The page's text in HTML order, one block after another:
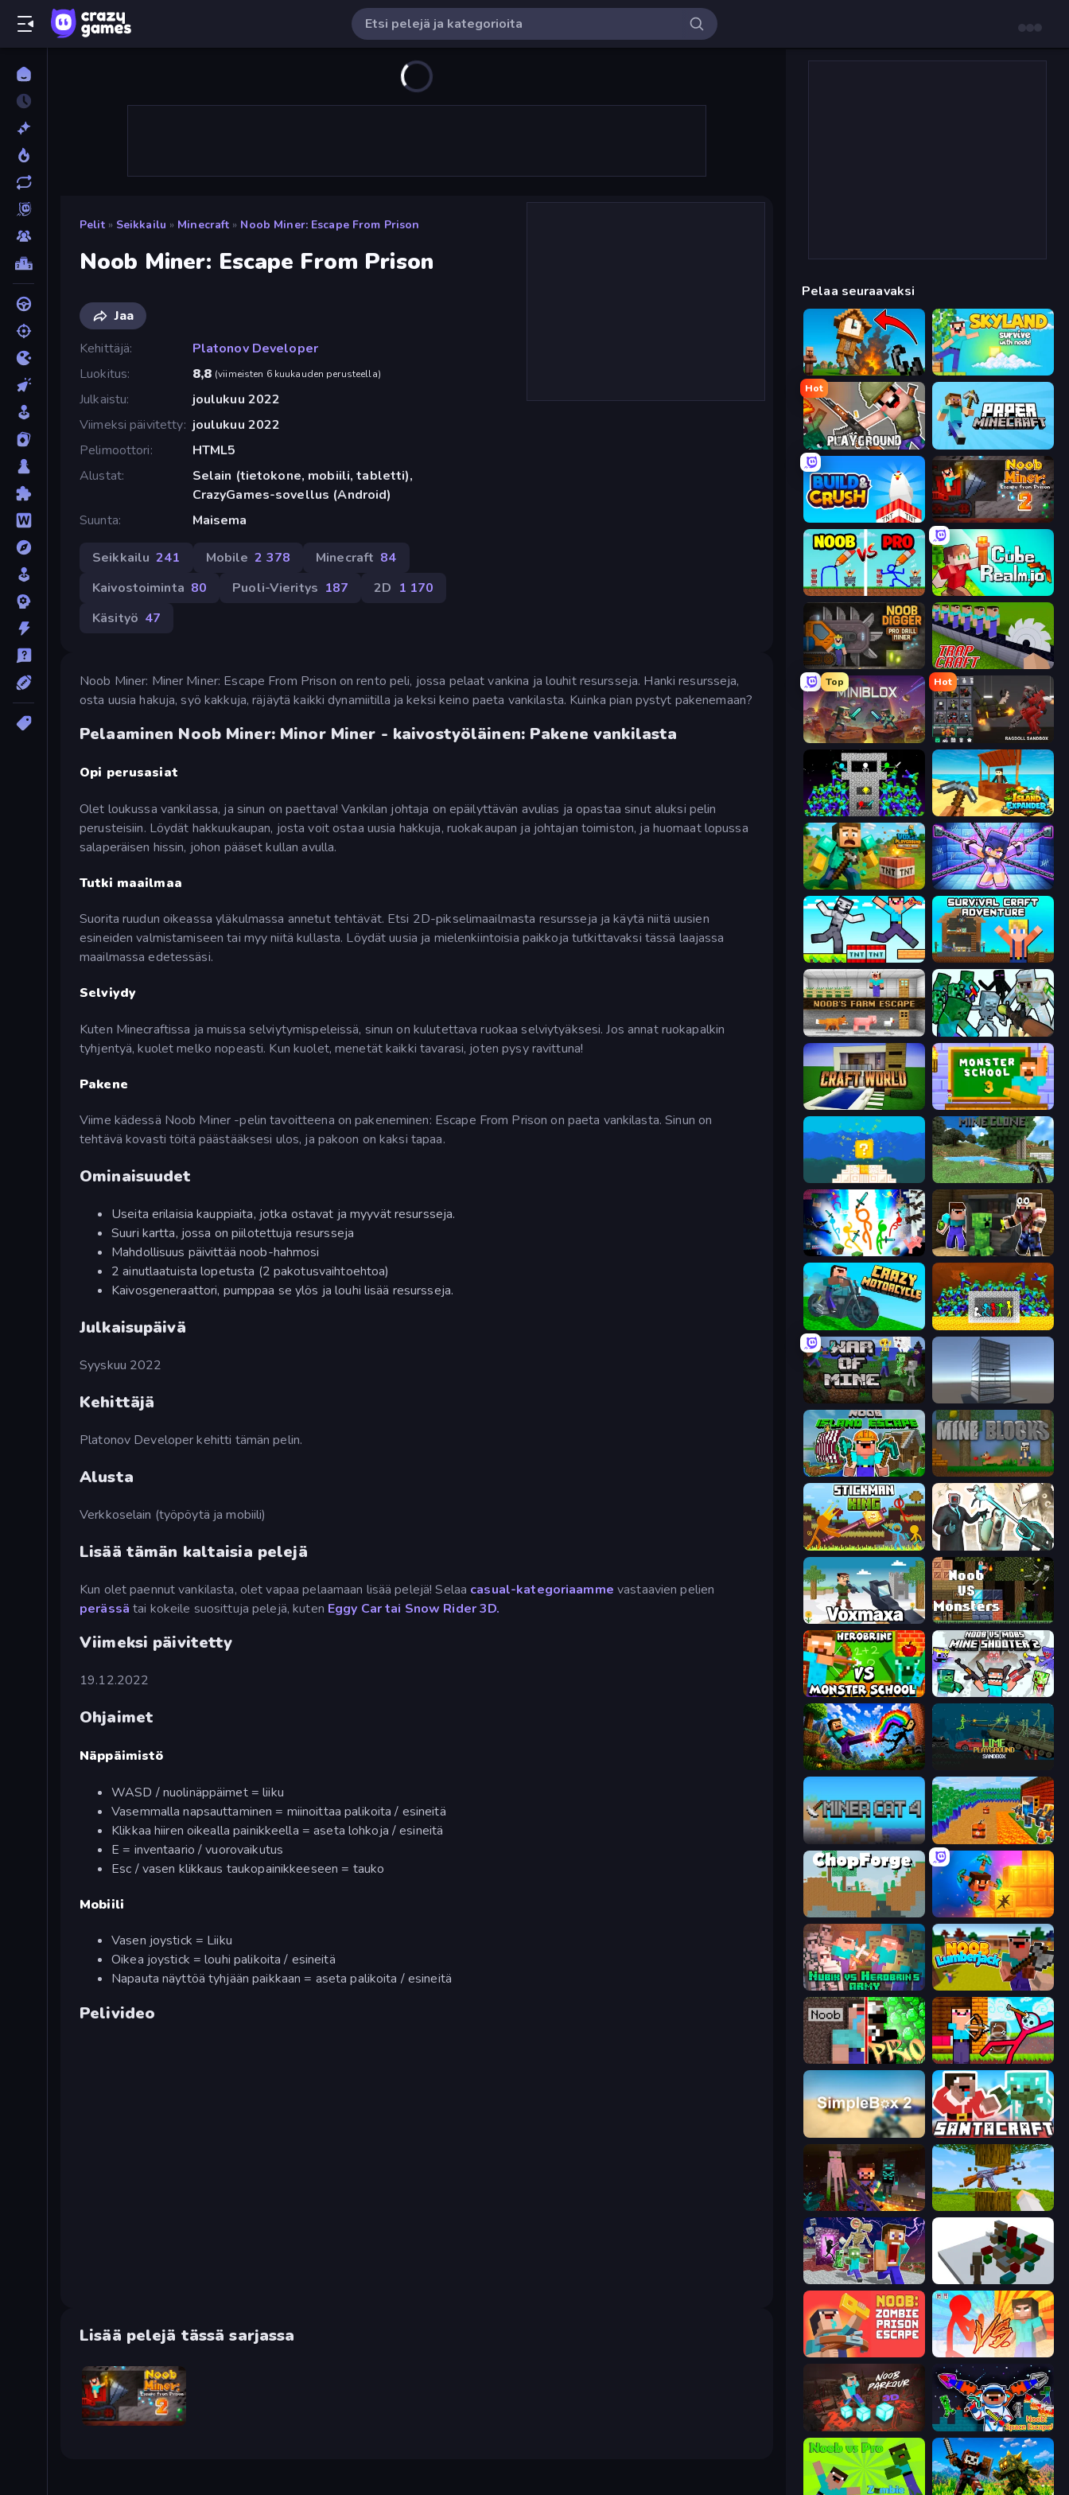
Pelit » Seikkailu » Minecraft » Noob Miner: Escape From Prison
Noob Miner: Escape From Prison
Jaa
Kehittäjä
Platonov Developer
Luokitus
8,8 (viimeisten 6 kuukauden perusteella)
Julkaistu
joulukuu 2022
Viimeksi päivitetty joulukuu 2022
Pelimoottori
HTML5
Alustat
Selain (tietokone, mobiili, tabletti),
CrazyGames-sovellus (Android)
Suunta
Maisema
Seikkailu 241 Mobile 2 378 Minecraft 84
Kaivostoiminta 80 Puoli-Vieritys 187 2D 1 170
Käsityö 47
Noob Miner: Miner Miner: Escape From Prison on rento peli, jossa pelaat vankina ja louhit resursseja. Hanki resursseja,
osta uusia hakuja, syö kakkuja, räjäytä kaikki dynamiitilla ja keksi keino paeta vankilasta. Kuinka pian pystyt pakenemaan?
Pelaaminen Noob Miner: Minor Miner - kaivostyöläinen: Pakene vankilasta
Opi perusasiat
Olet loukussa vankilassa, ja sinun on paettava! Vankilan johtaja on epäilyttävän avulias ja opastaa sinut aluksi pelin
perusteisiin. Löydät hakkuukaupan, josta voit ostaa uusia hakkuja, ruokakaupan ja johtajan toimiston, ja huomaat lopussa
salaperäisen hissin, johon pääset kullan avulla.
Tutki maailmaa
Suorita ruudun oikeassa yläkulmassa annetut tehtävät. Etsi 2D-pikselimaailmasta resursseja ja käytä niitä uusien
esineiden valmistamiseen tai myy niitä kullasta. Löydät uusia ja mielenkiintoisia paikkoja tutkittavaksi tässä laajassa
maailmassa edetessäsi.
Selviydy
Kuten Minecraftissa ja muissa selviytymispeleissä, sinun on kulutettava ruokaa selviytyäksesi. Jos annat ruokapalkin
tyhjentyä, kuolet melko nopeasti. Kun kuolet, menetät kaikki tavarasi, joten pysy ravittuna!
Pakene
Viime kädessä Noob Miner -pelin tavoitteena on pakeneminen: Escape From Prison on paeta vankilasta. Sinun on
tehtävä kovasti töitä päästääksesi ulos, ja pakoon on kaksi tapaa.
Ominaisuudet
Useita erilaisia kauppiaita, jotka ostavat ja myyvät resursseja.
Suuri kartta, jossa on piilotettuja resursseja
Mahdollisuus päivittää noob-hahmosi
2 ainutlaatuista lopetusta (2 pakotusvaihtoehtoa)
Kaivosgeneraattori, pumppaa se ylös ja louhi lisää resursseja.
Julkaisupäivä
Syyskuu 2022
Kehittäjä
Platonov Developer kehitti tämän pelin.
Alusta
Verkkoselain (työpöytä ja mobiili)
Lisää tämän kaltaisia pelejä
Kun olet paennut vankilasta, olet vapaa pelaamaan lisää pelejä! Selaa casual-kategoriaamme vastaavien pelien
perässä tai kokeile suosittuja pelejä, kuten Eggy Car tai Snow Rider 3D.
Viimeksi päivitetty
19.12.2022
Ohjaimet
Näppäimistö
WASD / nuolinäppäimet = liiku
Vasemmalla napsauttaminen = miinoittaa palikoita / esineitä
Klikkaa hiiren oikealla painikkeella = aseta lohkoja / esineitä
E = inventaario / vuorovaikutus
Esc / vasen klikkaus taukopainikkeeseen = tauko
Mobiili
Vasen joystick = Liiku
Oikea joystick = louhi palikoita / esineitä
Napauta näyttöä tyhjään paikkaan = aseta palikoita / esineitä
Pelivideo
Lisää pelejä tässä sarjassa
Noob Miner 2: Escape From Prison
Pelaa seuraavaksi
Noob Fuse Skyland Survive With Noob!
Hot
Playground Paper Minecraft
Build and Crush Noob Miner 2: Escape From Prison
DOP Noob: Draw to Save CubeRealm.io
Noob Digger: Pro Drill Miner Trap Craft
Top
Miniblox
Hot
Last Play: Ragdoll Sandbox
Stick Epic Fighter Island Expander
Voxel Playground: Ragdoll Noob Mini Mine
Noob Gigachad: Parkour Tricks Challenge Survival Craft Adventure
Noob's Farm Escape
Craft World Monster School 3
Mine Clone
Stickman Epic Noob Trolls Pro
Crazy Motorcycle Stick Fighter vs Zombies
War of Mine Craft 3D
Noob: Island Escape Mine Blocks
Stickman King Skibidi Toilets: Infection
Voxmaxa Noob VS Monsters
Herobrine vs Monster School Mine Shooter 2: Noob vs Mobs
Noob: Wall Crusher
Miner Cat 4 Noob Tower Defense
ChopForge Merge & Dig!
Nubik vs Herobrin's Army Idle Noob Lumberjack
Noob vs Pro: Challenge Noob Archer vs Stickman Zombie
SantaCraft
ZombieCraft Mine Shooter 3D
Monster School Herobrine Siren Head Craft Destroy
Red Stickman vs Monster School
Noob Parkour 3D Noob: Space Escape!